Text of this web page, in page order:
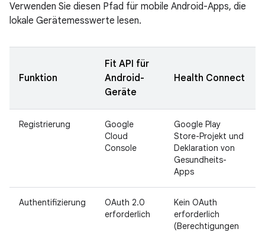
Verwenden Sie diesen Pfad für mobile Android-Apps, die
lokale Gerätemesswerte lesen.
Funktion
Fit API für
Android-
Geräte
Health Connect
Registrierung
Google
Cloud
Console
Google Play
Store-Projekt und
Deklaration von
Gesundheits-
Apps
Authentifizierung
OAuth 2.0
erforderlich
Kein OAuth
erforderlich
(Berechtigungen